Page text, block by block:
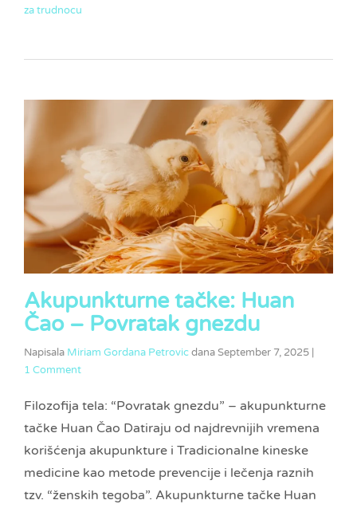
za trudnocu
Akupunkturne tačke: Huan
Čao – Povratak gnezdu
Napisala Miriam Gordana PetrovicdanaSeptember 7, 2025
1 Comment
Filozofija tela: “Povratak gnezdu” – akupunkturne
tačke Huan Čao Datiraju od najdrevnijih vremena
korišćenja akupunkture i Tradicionalne kineske
medicine kao metode prevencije i lečenja raznih
tzv. “ženskih tegoba”. Akupunkturne tačke Huan